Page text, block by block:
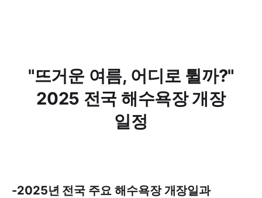
"뜨거운 여름, 어디로 튈까?"
2025 전국 해수욕장 개장
일정
-2025년 전국 주요 해수욕장 개장일과